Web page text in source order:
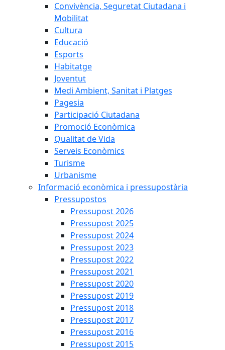
Convivència, Seguretat Ciutadana i
Mobilitat
Cultura
Educació
Esports
Habitatge
Joventut
Medi Ambient, Sanitat i Platges
Pagesia
Participació Ciutadana
Promoció Econòmica
Qualitat de Vida
Serveis Econòmics
Turisme
Urbanisme
Informació econòmica i pressupostària
Pressupostos
Pressupost 2026
Pressupost 2025
Pressupost 2024
Pressupost 2023
Pressupost 2022
Pressupost 2021
Pressupost 2020
Pressupost 2019
Pressupost 2018
Pressupost 2017
Pressupost 2016
Pressupost 2015